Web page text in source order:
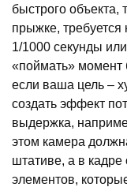
быстрого объекта,
прыжке, требуется
1/1000 секунды
«поймать» момент
если ваша цель –
создать эффект
выдержка,
этом камера
штативе, а в кадре
элементов,